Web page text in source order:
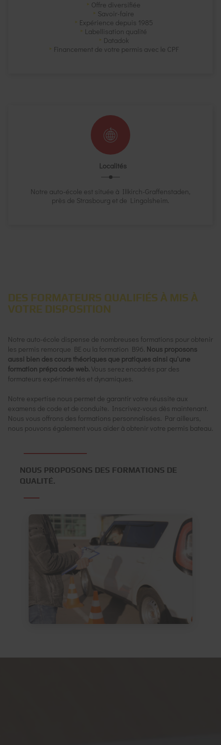
Offre diversifiée
Savoir-faire
Expérience depuis 1985
Labellisation qualité
Datadok
Financement de votre permis avec le CPF
Localités
Notre auto-école est située à Illkirch-Graffenstaden,
près de Strasbourg et de Lingolsheim.
DES FORMATEURS QUALIFIÉS À MIS À
VOTRE DISPOSITION
Notre auto-école dispense de nombreuses formations pour obtenir
les permis remorque BE ou la formation B96. Nous proposons
aussi bien des cours théoriques que pratiques ainsi qu'une
formation prépa code web.Vous serez encadrés par des
formateurs expérimentés et dynamiques.
Notre expertise nous permet de garantir votre réussite aux
examens de code et de conduite. Inscrivez-vous dès maintenant.
Nous vous offrons des formations personnalisées. Par ailleurs,
nous pouvons également vous aider à obtenir votre permis bateau.
NOUS PROPOSONS DES FORMATIONS DE
QUALITÉ.